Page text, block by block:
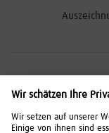
Investitionen in